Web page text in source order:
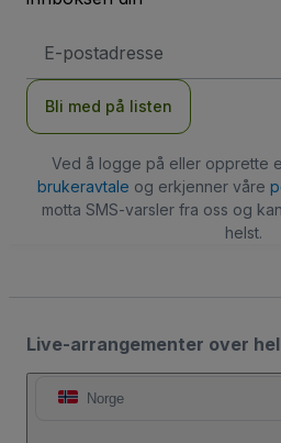
postadresse
Bli med på listen
Ved å logge på eller opprette
brukeravtale og erkjenner våre
motta SMS-varsler fra oss og
helst.
Live-arrangementer over
Norge